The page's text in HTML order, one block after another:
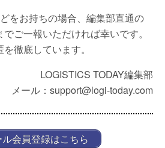
をお持ちの場合、編集部直通の
ご一報いただければ幸いです。
徹底しています。
LOGISTICS TODAY編集部
メール：support@logi-today.com
ル会員登録はこちら